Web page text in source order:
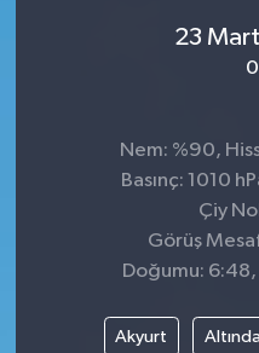
23
Nem: %90,
Basınç: 1010
Çiy
Görüş
Doğumu: 6:48,
Akyurt